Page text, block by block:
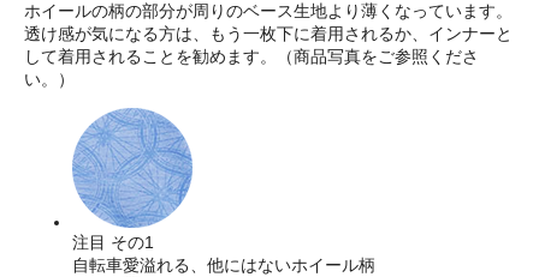
ホイールの柄の部分が周りのベース生地より薄くなっています。
透け感が気になる方は、もう一枚下に着用されるか、インナーと
して着用されることを勧めます。（商品写真をご参照くださ
い。）
注目 その1
自転車愛溢れる、他にはないホイール柄